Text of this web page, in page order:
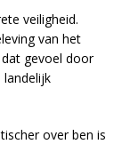
veiligheid.
van het
gevoel door
landelijk
over ben is